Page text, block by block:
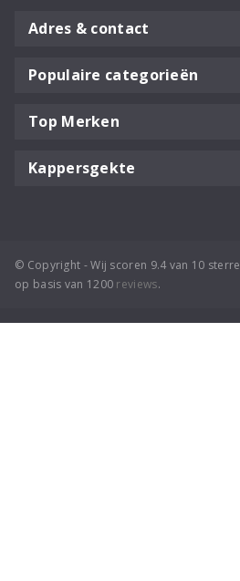
Adres & contact
Populaire categorieën
Top Merken
Kappersgekte
© Copyright - Wij scoren 9.4 van 10
op basis van 1200 reviews.